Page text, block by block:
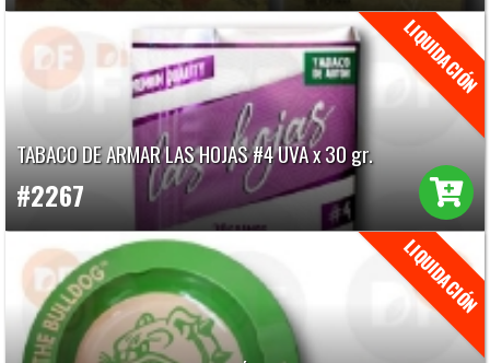
TABACO DE ARMAR LAS HOJAS #4 UVA x 30 gr.
#2267